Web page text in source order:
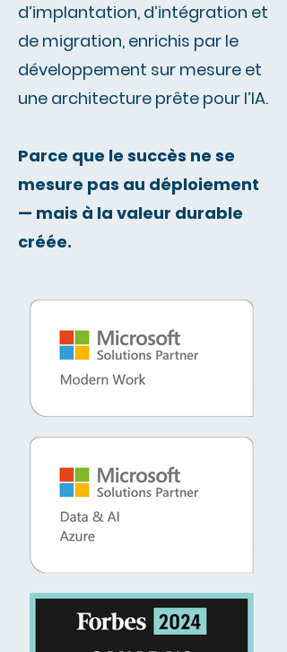
d’implantation, d’intégration et
de migration, enrichis par le
développement sur mesure et
une architecture prête pour l’IA.
Parce que le succès ne se
mesure pas au déploiement
— mais à la valeur durable
créée.